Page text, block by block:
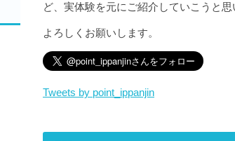
ど、実体験を元にご紹介していこうと思
よろしくお願いします。
Tweets by point_ippanjin